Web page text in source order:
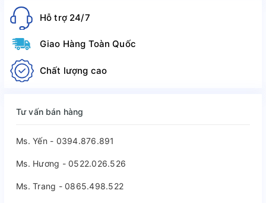
Hỗ trợ 24/7
Giao Hàng Toàn Quốc
Chất lượng cao
Tư vấn bán hàng
Ms. Yến - 0394.876.891
Ms. Hương - 0522.026.526
Ms. Trang - 0865.498.522